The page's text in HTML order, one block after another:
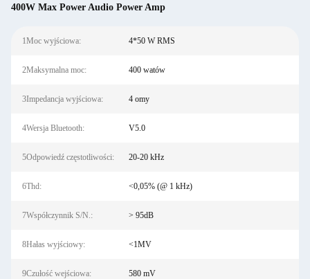
400W Max Power Audio Power Amp
1Moc wyjściowa: 4*50 W RMS
2Maksymalna moc: 400 watów
3Impedancja wyjściowa: 4 omy
4Wersja Bluetooth: V5.0
5Odpowiedź częstotliwości: 20-20 kHz
6Thd: <0,05% (@ 1 kHz)
7Współczynnik S/N.: > 95dB
8Hałas wyjściowy: <1MV
9Czułość wejściowa: 580 mV